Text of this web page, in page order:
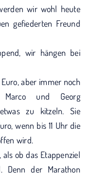
wir wohl heute
gefiederten Freund
wir hängen bei
aber immer noch
und Georg
zu kitzeln. Sie
wenn bis 11 Uhr die
wird.
ob das Etappenziel
Denn der Marathon